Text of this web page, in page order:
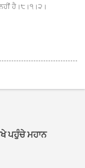
ਹੈ।੮।੧।੨।
ਪਹੁੰਚੇ ਮਹਾਨ